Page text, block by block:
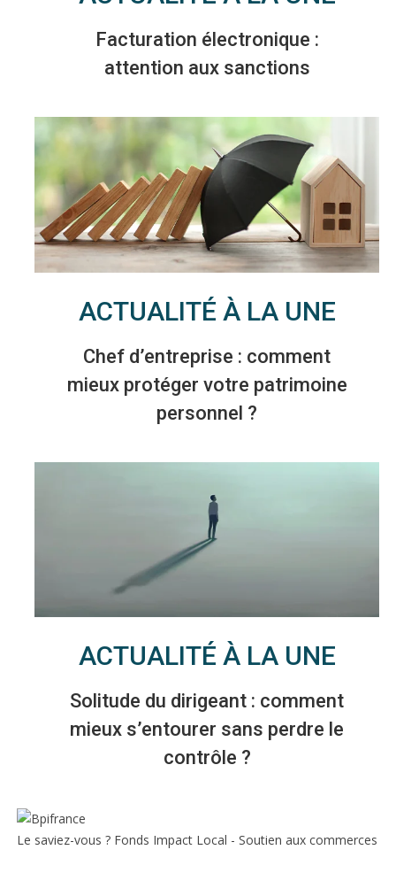
Facturation électronique :
attention aux sanctions
ACTUALITÉ À LA UNE
Chef d’entreprise : comment
mieux protéger votre patrimoine
personnel ?
ACTUALITÉ À LA UNE
Solitude du dirigeant : comment
mieux s’entourer sans perdre le
contrôle ?
Le saviez-vous ? Fonds Impact Local - Soutien aux commerces